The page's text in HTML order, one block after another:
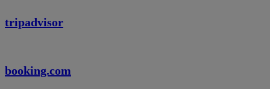
tripadvisor
booking.com